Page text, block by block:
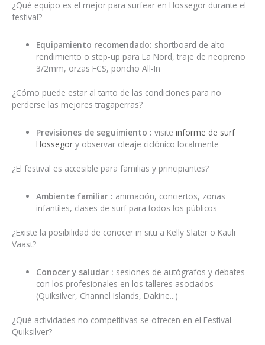
¿Qué equipo es el mejor para surfear en Hossegor durante el
festival?
Equipamiento recomendado: shortboard de alto
rendimiento o step-up para La Nord, traje de neopreno
3/2mm, orzas FCS, poncho All-In
¿Cómo puede estar al tanto de las condiciones para no
perderse las mejores tragaperras?
Previsiones de seguimiento : visiteinforme de surf
Hossegor y observar oleaje ciclónico localmente
¿El festival es accesible para familias y principiantes?
Ambiente familiar : animación, conciertos, zonas
infantiles, clases de surf para todos los públicos
¿Existe la posibilidad de conocer in situ a Kelly Slater o Kauli
Vaast?
Conocer y saludar : sesiones de autógrafos y debates
con los profesionales en los talleres asociados
(Quiksilver, Channel Islands, Dakine...)
¿Qué actividades no competitivas se ofrecen en el Festival
Quiksilver?